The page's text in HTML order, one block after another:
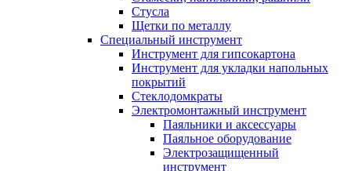
Стусла
Щетки по металлу
Специальный инструмент
Инструмент для гипсокартона
Инструмент для укладки напольных
покрытий
Стеклодомкраты
Электромонтажный инструмент
Паяльники и аксессуары
Паяльное оборудование
Электрозащищенный
инструмент